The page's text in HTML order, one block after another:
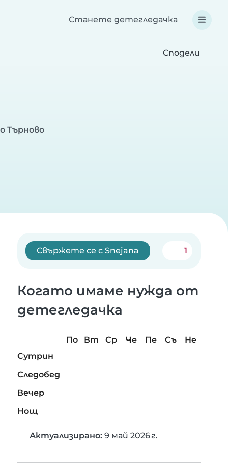
Станете детегледачка
Сподели
Търново
Свържете се с Snejana 1
Когато имаме нужда от
детегледачка
По Вт Ср Че Пе Съ
Не
Сутрин
Следобед
Вечер
Нощ
Актуализирано: 9 май 2026 г.